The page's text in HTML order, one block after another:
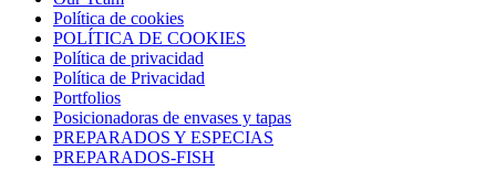
Política de cookies
POLÍTICA DE COOKIES
Política de privacidad
Política de Privacidad
Portfolios
Posicionadoras de envases y tapas
PREPARADOS Y ESPECIAS
PREPARADOS-FISH